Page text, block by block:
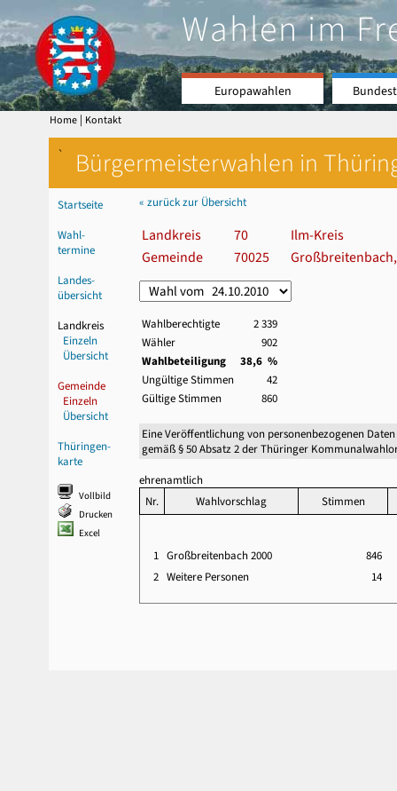
Wahlen im
Europawahlen
Home | Kontakt
` Bürgermeisterwahlen in
Startseite
Wahl-
termine
Landes-
übersicht
Landkreis
Einzeln
Übersicht
Gemeinde
Einzeln
Übersicht
Thüringen-
karte
Vollbild
Drucken
Excel
« zurück zur Übersicht
Landkreis 70
Ilm-Kreis
Gemeinde
70025
Wahlberechtigte
2 339
Wähler
902
Wahlbeteiligung
38,6 %
Ungültige Stimmen
42
Gültige Stimmen
860
Eine Veröffentlichung von personenbezogenen
gemäß § 50 Absatz 2 der Thüringer
ehrenamtlich
Nr.
Wahlvorschlag Stimmen
1 Großbreitenbach 2000
846
2 Weitere Personen 14